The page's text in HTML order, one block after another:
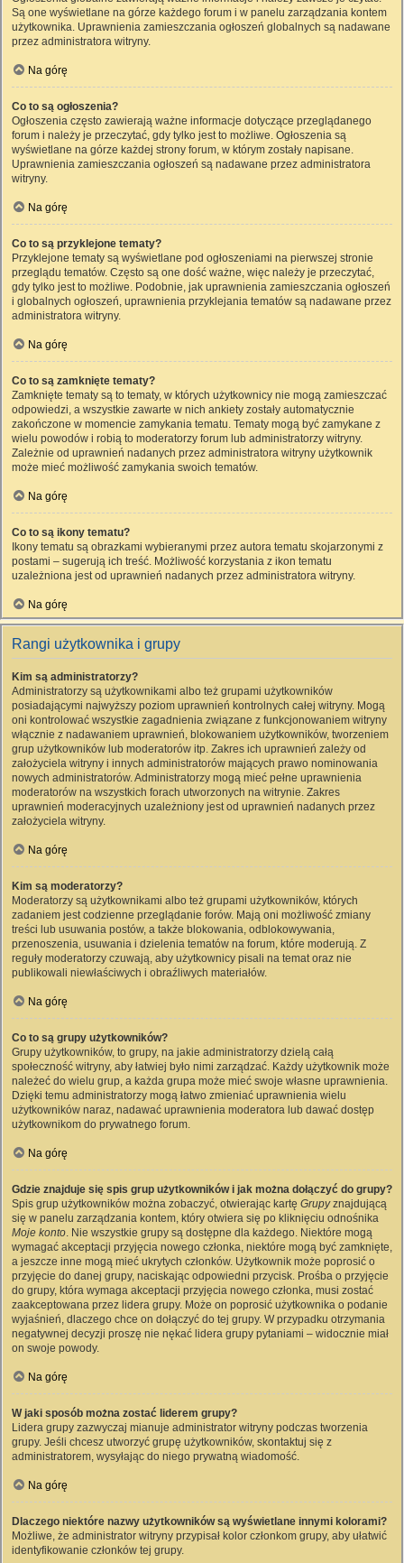
Są one wyświetlane na górze każdego forum i w panelu zarządzania kontem
użytkownika. Uprawnienia zamieszczania ogłoszeń globalnych są nadawane
przez administratora witryny.
Na górę
Co to są ogłoszenia?
Ogłoszenia często zawierają ważne informacje dotyczące przeglądanego
forum i należy je przeczytać, gdy tylko jest to możliwe. Ogłoszenia są
wyświetlane na górze każdej strony forum, w którym zostały napisane.
Uprawnienia zamieszczania ogłoszeń są nadawane przez administratora
witryny.
Na górę
Co to są przyklejone tematy?
Przyklejone tematy są wyświetlane pod ogłoszeniami na pierwszej stronie
przeglądu tematów. Często są one dość ważne, więc należy je przeczytać,
gdy tylko jest to możliwe. Podobnie, jak uprawnienia zamieszczania ogłoszeń
i globalnych ogłoszeń, uprawnienia przyklejania tematów są nadawane przez
administratora witryny.
Na górę
Co to są zamknięte tematy?
Zamknięte tematy są to tematy, w których użytkownicy nie mogą zamieszczać
odpowiedzi, a wszystkie zawarte w nich ankiety zostały automatycznie
zakończone w momencie zamykania tematu. Tematy mogą być zamykane z
wielu powodów i robią to moderatorzy forum lub administratorzy witryny.
Zależnie od uprawnień nadanych przez administratora witryny użytkownik
może mieć możliwość zamykania swoich tematów.
Na górę
Co to są ikony tematu?
Ikony tematu są obrazkami wybieranymi przez autora tematu skojarzonymi z
postami – sugerują ich treść. Możliwość korzystania z ikon tematu
uzależniona jest od uprawnień nadanych przez administratora witryny.
Na górę
Rangi użytkownika i grupy
Kim są administratorzy?
Administratorzy są użytkownikami albo też grupami użytkowników
posiadającymi najwyższy poziom uprawnień kontrolnych całej witryny. Mogą
oni kontrolować wszystkie zagadnienia związane z funkcjonowaniem witryny
włącznie z nadawaniem uprawnień, blokowaniem użytkowników, tworzeniem
grup użytkowników lub moderatorów itp. Zakres ich uprawnień zależy od
założyciela witryny i innych administratorów mających prawo nominowania
nowych administratorów. Administratorzy mogą mieć pełne uprawnienia
moderatorów na wszystkich forach utworzonych na witrynie. Zakres
uprawnień moderacyjnych uzależniony jest od uprawnień nadanych przez
założyciela witryny.
Na górę
Kim są moderatorzy?
Moderatorzy są użytkownikami albo też grupami użytkowników, których
zadaniem jest codzienne przeglądanie forów. Mają oni możliwość zmiany
treści lub usuwania postów, a także blokowania, odblokowywania,
przenoszenia, usuwania i dzielenia tematów na forum, które moderują. Z
reguły moderatorzy czuwają, aby użytkownicy pisali na temat oraz nie
publikowali niewłaściwych i obraźliwych materiałów.
Na górę
Co to są grupy użytkowników?
Grupy użytkowników, to grupy, na jakie administratorzy dzielą całą
społeczność witryny, aby łatwiej było nimi zarządzać. Każdy użytkownik może
należeć do wielu grup, a każda grupa może mieć swoje własne uprawnienia.
Dzięki temu administratorzy mogą łatwo zmieniać uprawnienia wielu
użytkowników naraz, nadawać uprawnienia moderatora lub dawać dostęp
użytkownikom do prywatnego forum.
Na górę
Gdzie znajduje się spis grup użytkowników i jak można dołączyć do grupy?
Spis grup użytkowników można zobaczyć, otwierając kartę Grupyznajdującą
się w panelu zarządzania kontem, który otwiera się po kliknięciu odnośnika
Moje konto. Nie wszystkie grupy są dostępne dla każdego. Niektóre mogą
wymagać akceptacji przyjęcia nowego członka, niektóre mogą być zamknięte,
a jeszcze inne mogą mieć ukrytych członków. Użytkownik może poprosić o
przyjęcie do danej grupy, naciskając odpowiedni przycisk. Prośba o przyjęcie
do grupy, która wymaga akceptacji przyjęcia nowego członka, musi zostać
zaakceptowana przez lidera grupy. Może on poprosić użytkownika o podanie
wyjaśnień, dlaczego chce on dołączyć do tej grupy. W przypadku otrzymania
negatywnej decyzji proszę nie nękać lidera grupy pytaniami – widocznie miał
on swoje powody.
Na górę
W jaki sposób można zostać liderem grupy?
Lidera grupy zazwyczaj mianuje administrator witryny podczas tworzenia
grupy. Jeśli chcesz utworzyć grupę użytkowników, skontaktuj się z
administratorem, wysyłając do niego prywatną wiadomość.
Na górę
Dlaczego niektóre nazwy użytkowników są wyświetlane innymi kolorami?
Możliwe, że administrator witryny przypisał kolor członkom grupy, aby ułatwić
identyfikowanie członków tej grupy.